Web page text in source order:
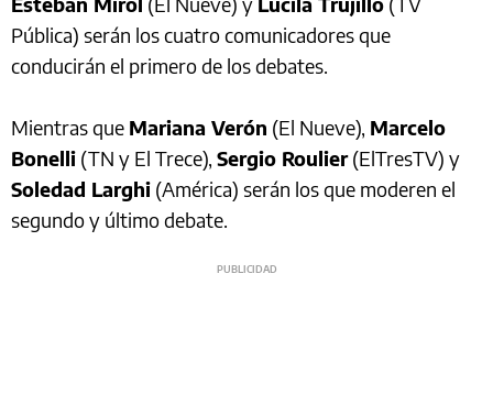
Pública) serán los cuatro comunicadores que
conducirán el primero de los debates.
Mientras que Mariana Verón (El Nueve), Marcelo
Bonelli (TN y El Trece), Sergio Roulier(ElTresTV) y
Soledad Larghi (América) serán los que moderen el
segundo y último debate.